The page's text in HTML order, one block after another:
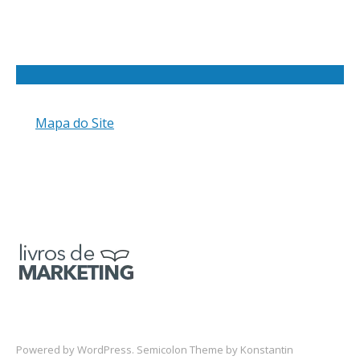
Mapa do Site
Powered byWordPress. Semicolon Theme by Konstantin